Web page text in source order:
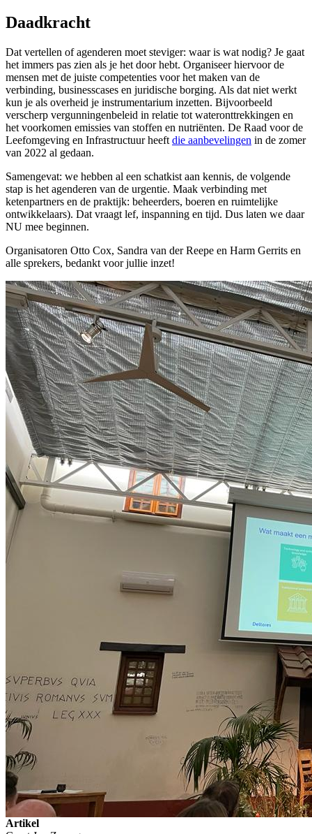
Daadkracht
Dat vertellen of agenderen moet steviger: waar is wat nodig? Je gaat
het immers pas zien als je het door hebt. Organiseer hiervoor de
mensen met de juiste competenties voor het maken van de
verbinding, businesscases en juridische borging. Als dat niet werkt
kun je als overheid je instrumentarium inzetten. Bijvoorbeeld
verscherp vergunningenbeleid in relatie tot wateronttrekkingen en
het voorkomen emissies van stoffen en nutriënten. De Raad voor de
Leefomgeving en Infrastructuur heeft die aanbevelingen in de zomer
van 2022 al gedaan.
Samengevat: we hebben al een schatkist aan kennis, de volgende
stap is het agenderen van de urgentie. Maak verbinding met
ketenpartners en de praktijk: beheerders, boeren en ruimtelijke
ontwikkelaars). Dat vraagt lef, inspanning en tijd. Dus laten we daar
NU mee beginnen.
Organisatoren Otto Cox, Sandra van der Reepe en Harm Gerrits en
alle sprekers, bedankt voor jullie inzet!
Artikel